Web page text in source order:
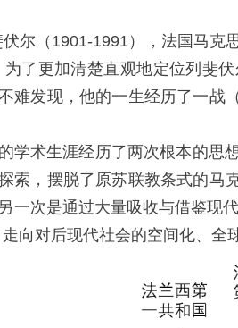
（1901-1991），法国马克思
为了更加清楚直观地定位列斐
难发现，他的一生经历了一战
术生涯经历了两次根本的思想
索，摆脱了原苏联教条式的马
一次是通过大量吸收与借鉴现
向对后现代社会的空间化、全